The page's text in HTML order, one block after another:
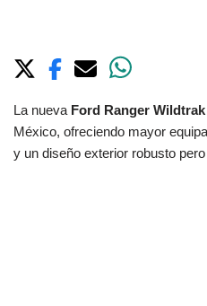
La nueva Ford Ranger Wildtrak
México, ofreciendo mayor
y un diseño exterior robusto